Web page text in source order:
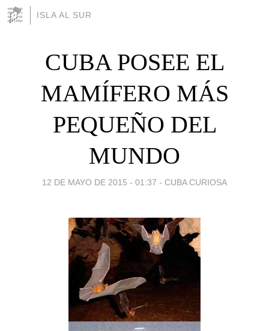
ISLA AL SUR
CUBA POSEE EL
MAMÍFERO MÁS
PEQUEÑO DEL
MUNDO
12 DE MAYO DE 2015 - 01:37 - CUBA CURIOSA